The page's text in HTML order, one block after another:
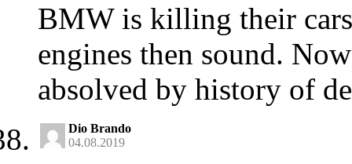
BMW is killing their
engines then sound.
absolved by history of
Dio Brando
04.08.2019